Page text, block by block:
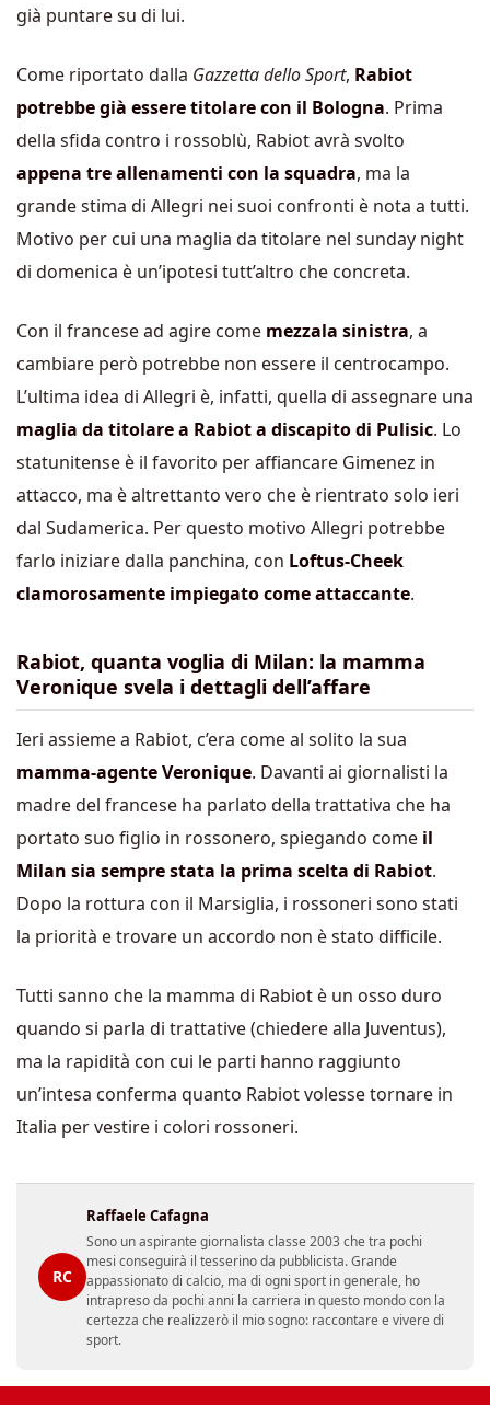
già puntare su di lui.
Come riportato dalla Gazzetta dello Sport, Rabiot
potrebbe già essere titolare con il Bologna. Prima
della sfida contro i rossoblù, Rabiot avrà svolto
appena tre allenamenti con la squadra, ma la
grande stima di Allegri nei suoi confronti è nota a tutti.
Motivo per cui una maglia da titolare nel sunday night
di domenica è un’ipotesi tutt’altro che concreta.
Con il francese ad agire come mezzala sinistra, a
cambiare però potrebbe non essere il centrocampo.
L’ultima idea di Allegri è, infatti, quella di assegnare una
maglia da titolare a Rabiot a discapito di Pulisic. Lo
statunitense è il favorito per affiancare Gimenez in
attacco, ma è altrettanto vero che è rientrato solo ieri
dal Sudamerica. Per questo motivo Allegri potrebbe
farlo iniziare dalla panchina, con Loftus-Cheek
clamorosamente impiegato come attaccante.
Rabiot, quanta voglia di Milan: la mamma
Veronique svela i dettagli dell’affare
Ieri assieme a Rabiot, c’era come al solito la sua
mamma-agente Veronique. Davanti ai giornalisti la
madre del francese ha parlato della trattativa che ha
portato suo figlio in rossonero, spiegando come il
Milan sia sempre stata la prima scelta di Rabiot.
Dopo la rottura con il Marsiglia, i rossoneri sono stati
la priorità e trovare un accordo non è stato difficile.
Tutti sanno che la mamma di Rabiot è un osso duro
quando si parla di trattative (chiedere alla Juventus),
ma la rapidità con cui le parti hanno raggiunto
un’intesa conferma quanto Rabiot volesse tornare in
Italia per vestire i colori rossoneri.
RC
Raffaele Cafagna
Sono un aspirante giornalista classe 2003 che tra pochi
mesi conseguirà il tesserino da pubblicista. Grande
appassionato di calcio, ma di ogni sport in generale, ho
intrapreso da pochi anni la carriera in questo mondo con la
certezza che realizzerò il mio sogno: raccontare e vivere di
sport.